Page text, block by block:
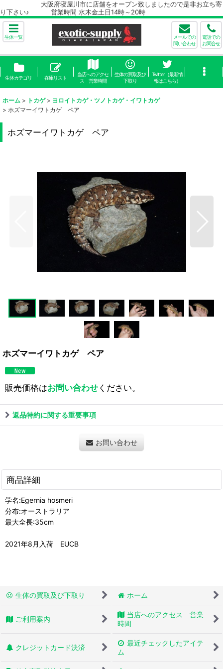
大阪府寝屋川市に店舗をオープン致しましたので是非お立ち寄
り下さい♪ 営業時間 水木金土日14時～20時
生体一覧
メールでの
問い合わせ
電話での
お問合せ
生体カテゴリ 在庫リスト
当店へのアクセ
ス 営業時間
生体の買取及び
下取り
Twitter（最新情
報はこちら）
ホーム > トカゲ > ヨロイトカゲ・ツノトカゲ・イワトカゲ
> ホズマーイワトカゲ ペア
ホズマーイワトカゲ ペア
ホズマーイワトカゲ ペア
販売価格はお問い合わせください。
返品特約に関する重要事項
お問い合わせ
商品詳細
学名:Egernia hosmeri
分布:オーストラリア
最大全長:35cm
2021年8月入荷 EUCB
生体の買取及び下取り ホーム
ご利用案内
当店へのアクセス 営業
時間
クレジットカード決済
最近チェックしたアイテ
ム